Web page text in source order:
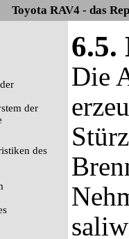
Toyota RAV4 - das
der
des
6.5.
Die